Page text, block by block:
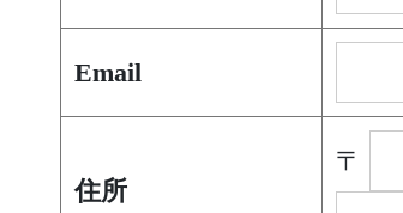
Email
住所
〒